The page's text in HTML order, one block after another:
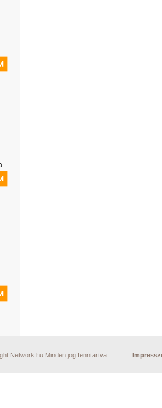
Network.hu Minden jog fenntartva.